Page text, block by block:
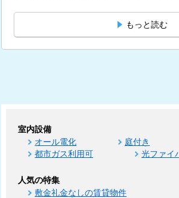
もっと読む
室内設備
オール電化 庭付き
都市ガス利用可
光ファイ
人気の特集
敷金礼金なしの賃貸物件